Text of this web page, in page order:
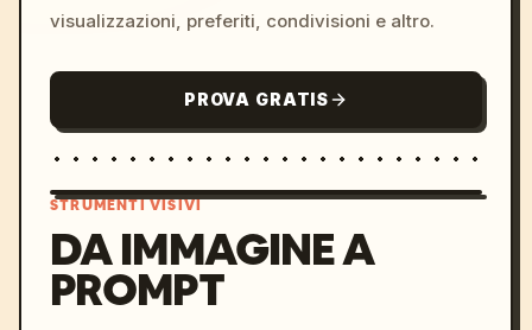
visualizzazioni, preferiti, condivisioni e altro.
PROVA GRATIS
STRUMENTI VISIVI
DA IMMAGINE A
PROMPT